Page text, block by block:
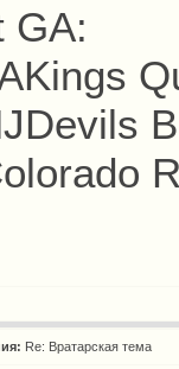
GA:
Re: Вратарская тема